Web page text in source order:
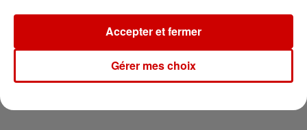
Newsletter
Gérer mes choix
Accepter et fermer